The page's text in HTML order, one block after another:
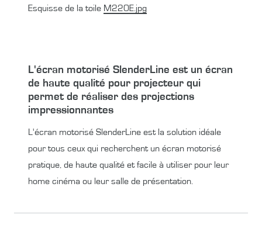
Esquisse de la toile M220E.jpg
L'écran motorisé SlenderLine est un écran
de haute qualité pour projecteur qui
permet de réaliser des projections
impressionnantes
L'écran motorisé SlenderLine est la solution idéale
pour tous ceux qui recherchent un écran motorisé
pratique, de haute qualité et facile à utiliser pour leur
home cinéma ou leur salle de présentation.